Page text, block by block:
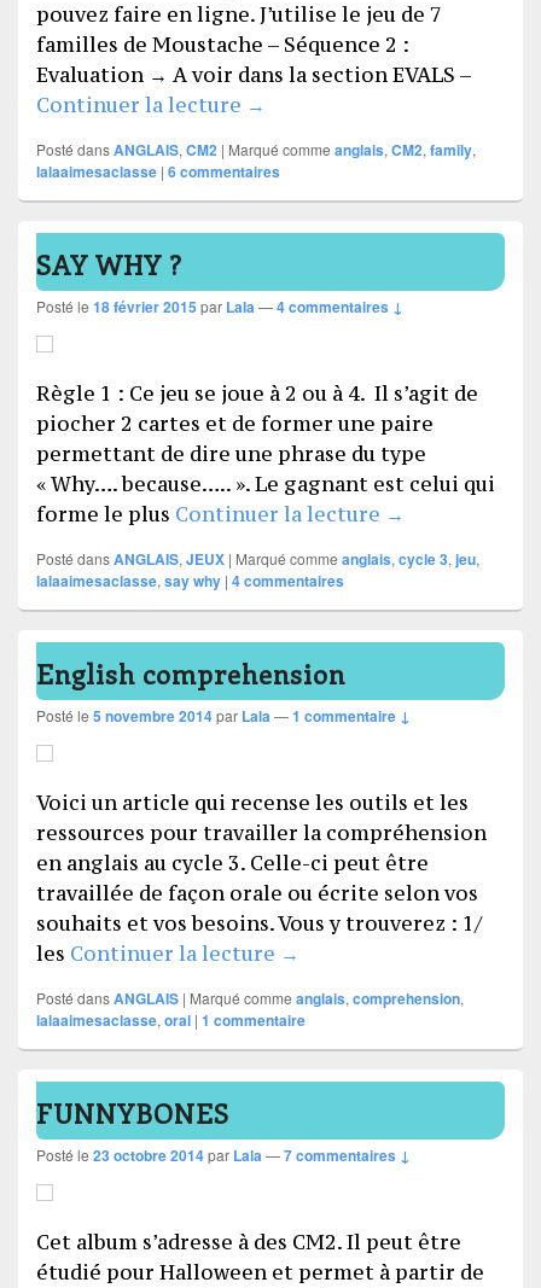
pouvez faire en ligne. J’utilise le jeu de 7
familles de Moustache – Séquence 2 :
Evaluation → A voir dans la section EVALS –
Continuer la lecture CM2 séquences PERIODE 4
→
Posté dansANGLAIS, CM2 | Marqué comme anglais, CM2, family,
lalaaimesaclasse | 6commentaires
SAY WHY ?
Posté le 18 février 2015 par Lala—4 commentaires ↓
Règle 1 : Ce jeu se joue à 2 ou à 4. Il s’agit de
piocher 2 cartes et de former une paire
permettant de dire une phrase du type
« Why…. because….. ». Le gagnant est celui qui
forme le plus Continuer la lecture SAY WHY ?
→
Posté dansANGLAIS, JEUX | Marqué comme anglais, cycle 3, jeu,
lalaaimesaclasse, say why | 4commentaires
English comprehension
Posté le 5 novembre 2014par Lala—1 commentaire ↓
Voici un article qui recense les outils et les
ressources pour travailler la compréhension
en anglais au cycle 3. Celle-ci peut être
travaillée de façon orale ou écrite selon vos
souhaits et vos besoins. Vous y trouverez : 1/
les Continuer la lecture English comprehension
→
Posté dansANGLAIS | Marqué comme anglais, comprehension,
lalaaimesaclasse, oral | 1 commentaire
FUNNYBONES
Posté le 23 octobre 2014par Lala—7 commentaires ↓
Cet album s’adresse à des CM2. Il peut être
étudié pour Halloween et permet à partir de